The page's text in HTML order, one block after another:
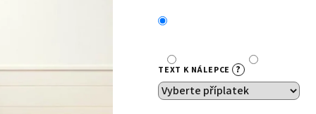
z
hvězdiček.
TEXT K NÁLEPCE ?